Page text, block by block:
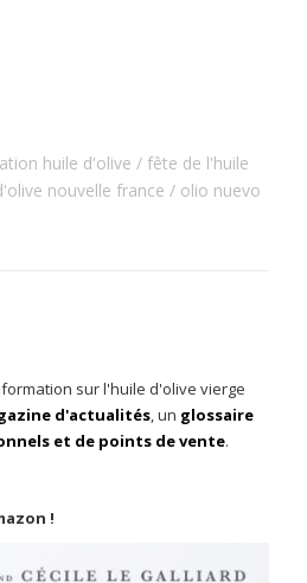
huile d'olive
fête de l'huile
nouvelle france
olio nuevo
sur l'huile d'olive vierge
d'actualités, un glossaire
et de points de vente.
!